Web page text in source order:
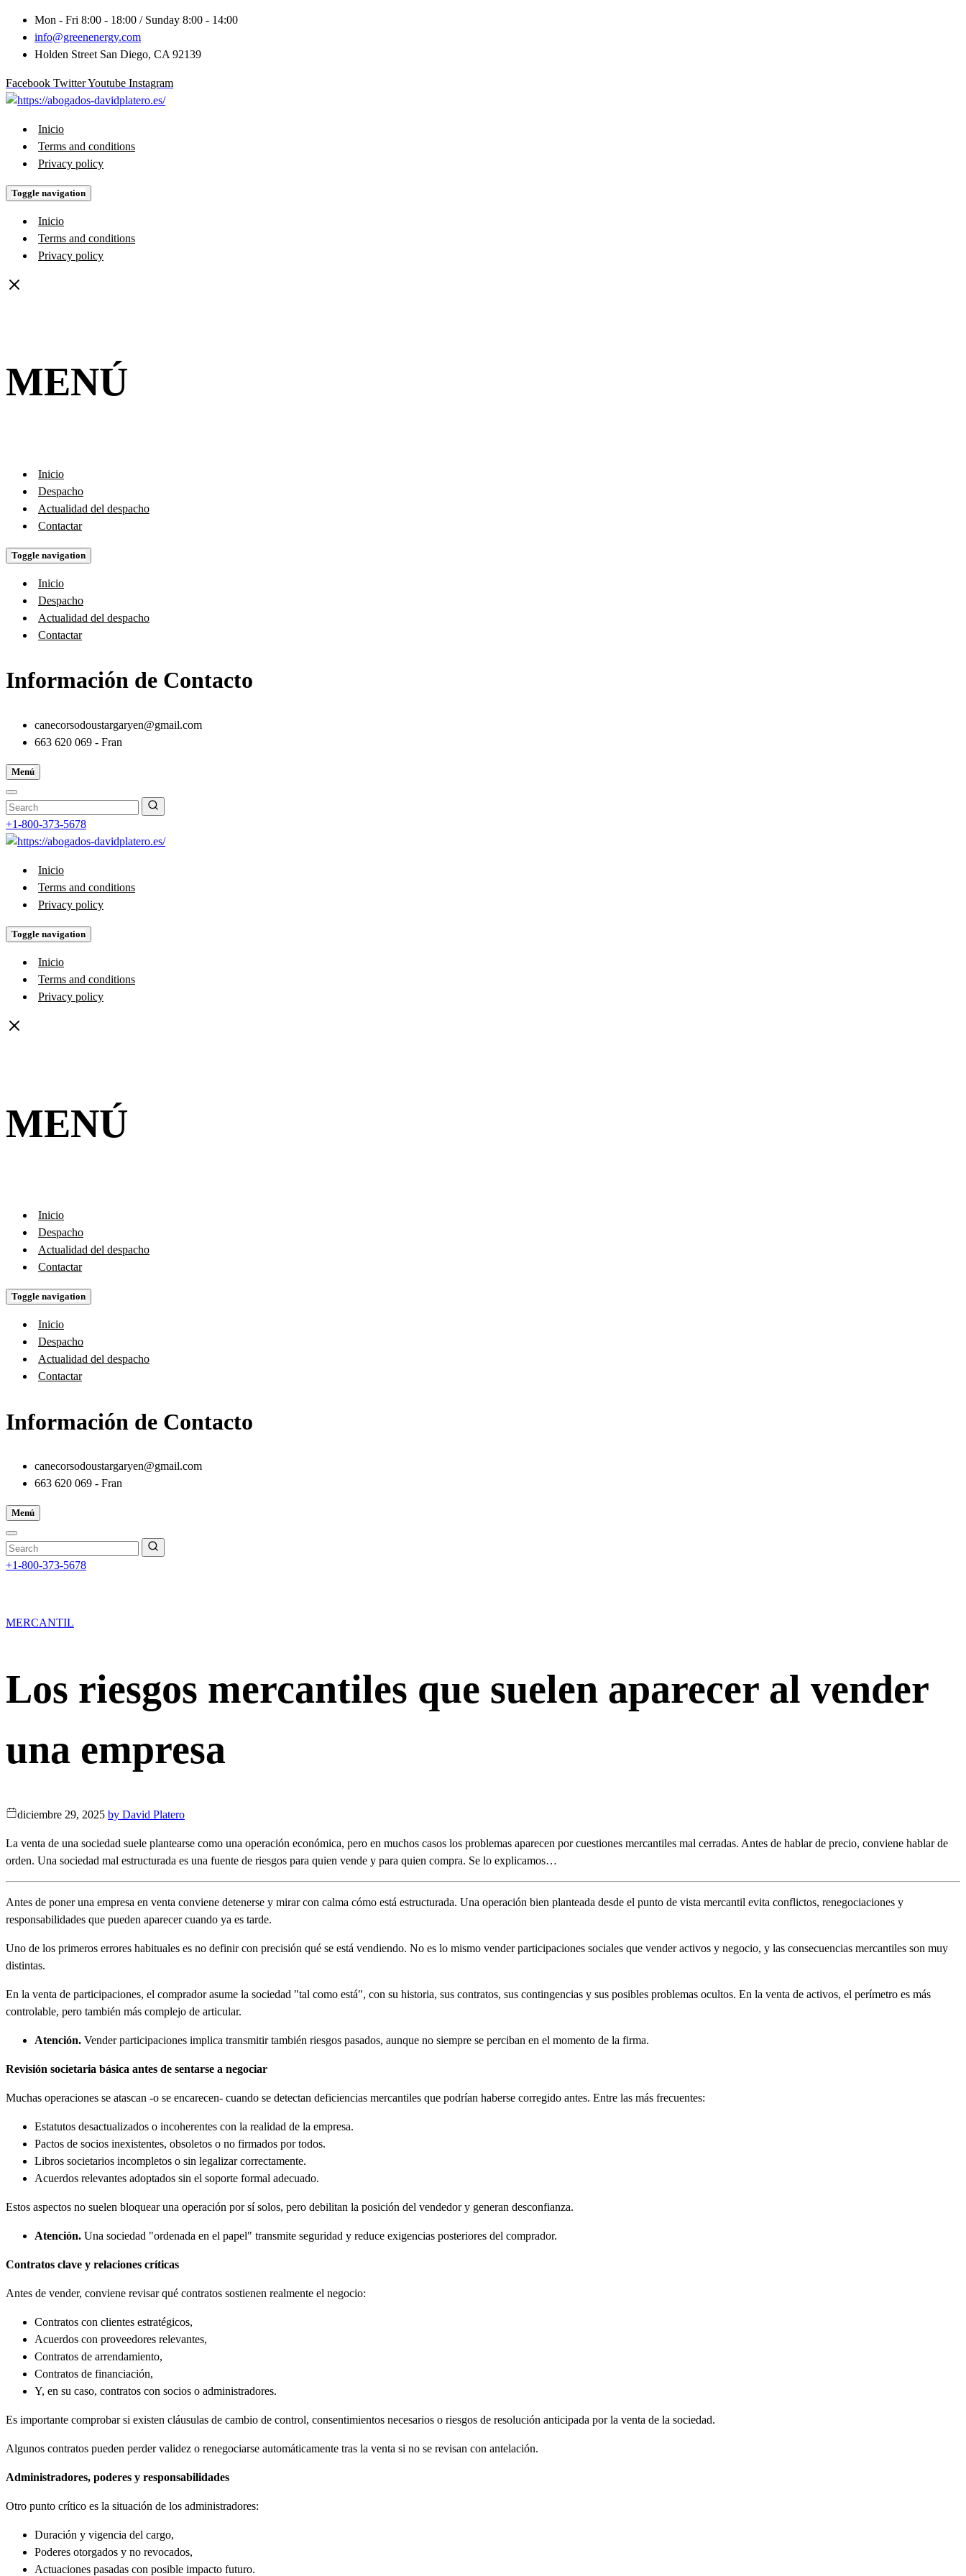
Skip
Content
Mon - Fri 8:00 - 18:00 / Sunday 8:00 - 14:00
info@greenenergy.com
Holden Street San Diego, CA 92139
Facebook TwitterYoutube Instagram
Inicio
Terms and conditions
Privacy policy
Toggle navigation
Inicio
Terms and conditions
Privacy policy
MENÚ
Inicio
Despacho
Actualidad del despacho
Contactar
Toggle navigation
Inicio
Despacho
Actualidad del despacho
Contactar
Información de Contacto
canecorsodoustargaryen@gmail.com
663 620 069 - Fran
Menú
+1-800-373-5678
Inicio
Terms and conditions
Privacy policy
Toggle navigation
Inicio
Terms and conditions
Privacy policy
MENÚ
Inicio
Despacho
Actualidad del despacho
Contactar
Toggle navigation
Inicio
Despacho
Actualidad del despacho
Contactar
Información de Contacto
canecorsodoustargaryen@gmail.com
663 620 069 - Fran
Menú
+1-800-373-5678
MERCANTIL
Los riesgos mercantiles que suelen aparecer al vender
una empresa
diciembre 29, 2025 by David Platero
La venta de una sociedad suele plantearse como una operación económica, pero en muchos casos los problemas aparecen por cuestiones mercantiles mal cerradas. Antes de hablar de precio, conviene hablar de
orden. Una sociedad mal estructurada es una fuente de riesgos para quien vende y para quien compra. Se lo explicamos…
Antes de poner una empresa en venta conviene detenerse y mirar con calma cómo está estructurada. Una operación bien planteada desde el punto de vista mercantil evita conflictos, renegociaciones y
responsabilidades que pueden aparecer cuando ya es tarde.
Uno de los primeros errores habituales es no definir con precisión qué se está vendiendo. No es lo mismo vender participaciones sociales que vender activos y negocio, y las consecuencias mercantiles son muy
distintas.
En la venta de participaciones, el comprador asume la sociedad "tal como está", con su historia, sus contratos, sus contingencias y sus posibles problemas ocultos. En la venta de activos, el perímetro es más
controlable, pero también más complejo de articular.
Atención. Vender participaciones implica transmitir también riesgos pasados, aunque no siempre se perciban en el momento de la firma.
Revisión societaria básica antes de sentarse a negociar
Muchas operaciones se atascan -o se encarecen- cuando se detectan deficiencias mercantiles que podrían haberse corregido antes. Entre las más frecuentes:
Estatutos desactualizados o incoherentes con la realidad de la empresa.
Pactos de socios inexistentes, obsoletos o no firmados por todos.
Libros societarios incompletos o sin legalizar correctamente.
Acuerdos relevantes adoptados sin el soporte formal adecuado.
Estos aspectos no suelen bloquear una operación por sí solos, pero debilitan la posición del vendedor y generan desconfianza.
Atención. Una sociedad "ordenada en el papel" transmite seguridad y reduce exigencias posteriores del comprador.
Contratos clave y relaciones críticas
Antes de vender, conviene revisar qué contratos sostienen realmente el negocio:
Contratos con clientes estratégicos,
Acuerdos con proveedores relevantes,
Contratos de arrendamiento,
Contratos de financiación,
Y, en su caso, contratos con socios o administradores.
Es importante comprobar si existen cláusulas de cambio de control, consentimientos necesarios o riesgos de resolución anticipada por la venta de la sociedad.
Algunos contratos pueden perder validez o renegociarse automáticamente tras la venta si no se revisan con antelación.
Administradores, poderes y responsabilidades
Otro punto crítico es la situación de los administradores:
Duración y vigencia del cargo,
Poderes otorgados y no revocados,
Actuaciones pasadas con posible impacto futuro.